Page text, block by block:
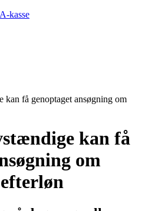
kasse
kan få genoptaget ansøgning om
kan få
om